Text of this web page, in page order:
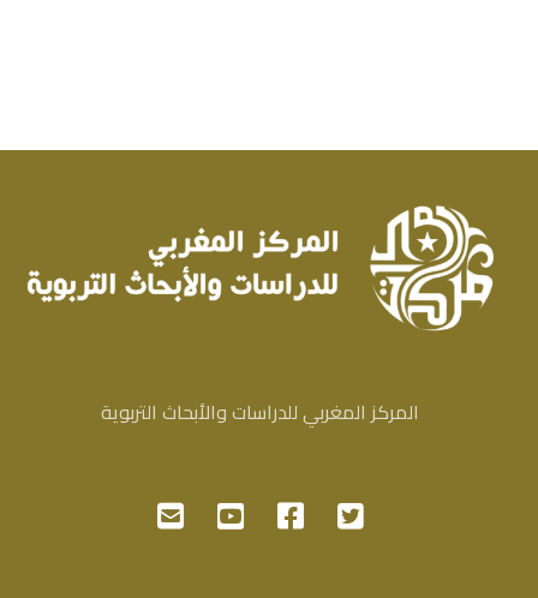
المركز المغربي للدراسات والأبحاث التربوية